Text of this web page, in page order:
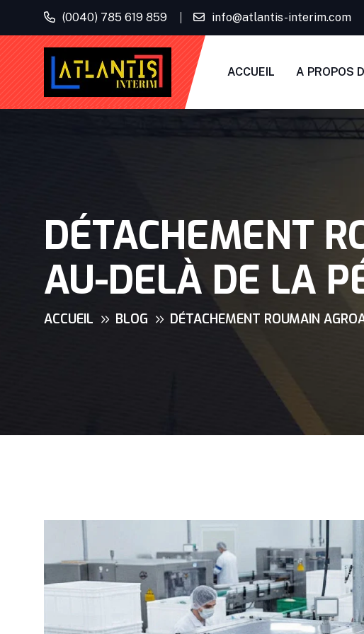
(0040) 785 619 859 info@atlantis-interim.com
ACCUEIL A PROPOS
DÉTACHEMENT
AU-DELÀ DE LA
ACCUEIL BLOG DÉTACHEMENT ROUMAIN